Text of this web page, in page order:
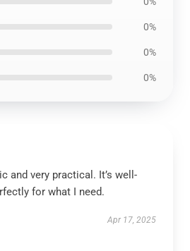
0%
0%
0%
and very practical. It’s well-
for what I need.
Apr 17, 2025